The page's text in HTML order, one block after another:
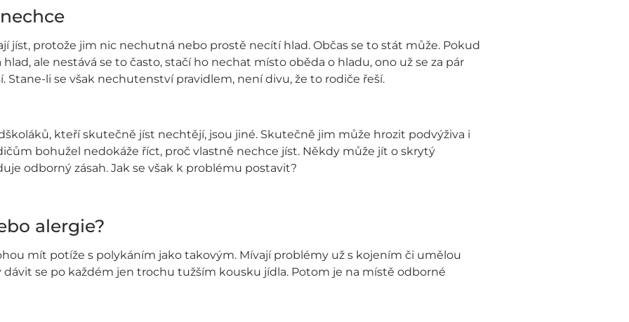
jíst, protože jim nic nechutná nebo prostě necítí hlad. Občas se to stát může. Pokud
ale nestává se to často, stačí ho nechat místo oběda o hladu, ono už se za pár
Stane-li se však nechutenství pravidlem, není divu, že to rodiče řeší.
kteří skutečně jíst nechtějí, jsou jiné. Skutečně jim může hrozit podvýživa i
bohužel nedokáže říct, proč vlastně nechce jíst. Někdy může jít o skrytý
odborný zásah. Jak se však k problému postavit?
alergie?
mít potíže s polykáním jako takovým. Mívají problémy už s kojením či umělou
se po každém jen trochu tužším kousku jídla. Potom je na místě odborné